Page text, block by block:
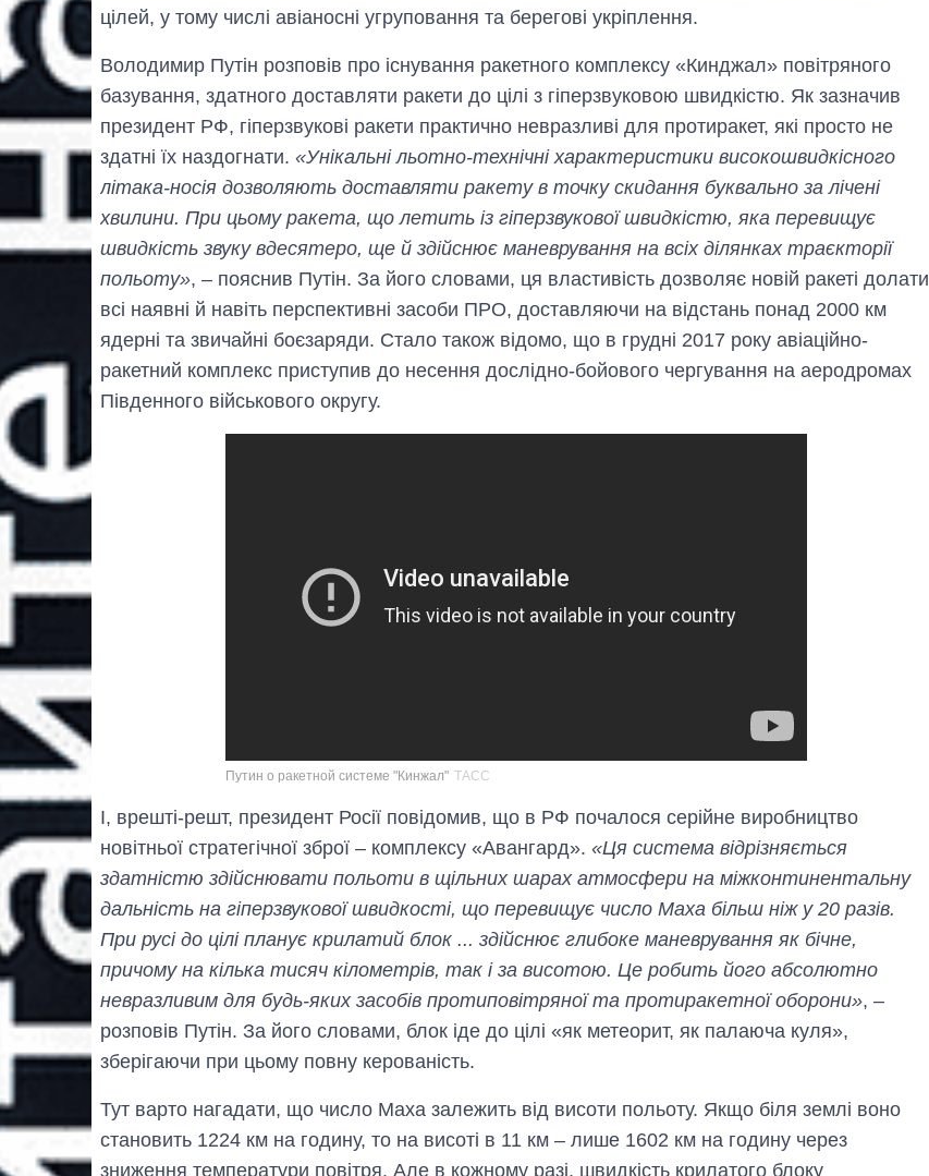
цілей, у тому числі авіаносні угруповання та берегові укріплення.
Володимир Путін розповів про існування ракетного комплексу «Кинджал» повітряного
базування, здатного доставляти ракети до цілі з гіперзвуковою швидкістю. Як зазначив
президент РФ, гіперзвукові ракети практично невразливі для протиракет, які просто не
здатні їх наздогнати. «Унікальні льотно-технічні характеристики високошвидкісного
літака-носія дозволяють доставляти ракету в точку скидання буквально за лічені
хвилини. При цьому ракета, що летить із гіперзвукової швидкістю, яка перевищує
швидкість звуку вдесятеро, ще й здійснює маневрування на всіх ділянках траєкторії
польоту», – пояснив Путін. За його словами, ця властивість дозволяє новій ракеті долати
всі наявні й навіть перспективні засоби ПРО, доставляючи на відстань понад 2000 км
ядерні та звичайні боєзаряди. Стало також відомо, що в грудні 2017 року авіаційно-
ракетний комплекс приступив до несення дослідно-бойового чергування на аеродромах
Південного військового округу.
Путин о ракетной системе "Кинжал" ТАСС
І, врешті-решт, президент Росії повідомив, що в РФ почалося серійне виробництво
новітньої стратегічної зброї – комплексу «Авангард». «Ця система відрізняється
здатністю здійснювати польоти в щільних шарах атмосфери на міжконтинентальну
дальність на гіперзвукової швидкості, що перевищує число Маха більш ніж у 20 разів.
При русі до цілі планує крилатий блок ... здійснює глибоке маневрування як бічне,
причому на кілька тисяч кілометрів, так і за висотою. Це робить його абсолютно
невразливим для будь-яких засобів протиповітряної та протиракетної оборони», –
розповів Путін. За його словами, блок іде до цілі «як метеорит, як палаюча куля»,
зберігаючи при цьому повну керованість.
Тут варто нагадати, що число Маха залежить від висоти польоту. Якщо біля землі воно
становить 1224 км на годину, то на висоті в 11 км – лише 1602 км на годину через
зниження температури повітря. Але в кожному разі, швидкість крилатого блоку